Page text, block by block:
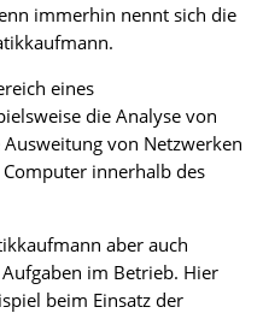
immerhin nennt sich die
eines
die Analyse von
von Netzwerken
innerhalb des
aber auch
im Betrieb. Hier
beim Einsatz der